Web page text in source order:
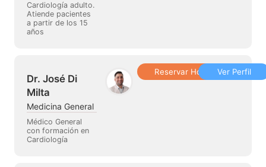
Cardiología adulto.
Atiende pacientes
a partir de los 15
años
Dr. José Di
Milta
Medicina General
Médico General
con formación en
Cardiología
Reservar Hora Ver Perfil